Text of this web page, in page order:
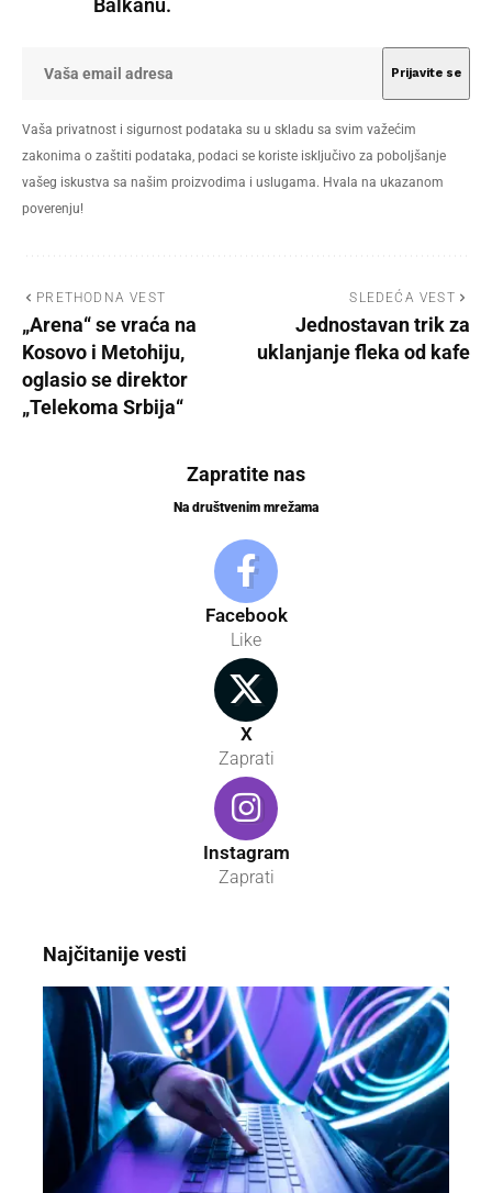
Vaša privatnost i sigurnost podataka su u skladu sa svim važećim
zakonima o zaštiti podataka, podaci se koriste isključivo za poboljšanje
vašeg iskustva sa našim proizvodima i uslugama. Hvala na ukazanom
poverenju!
PRETHODNA VEST
„Arena“ se vraća na
Kosovo i Metohiju,
oglasio se direktor
„Telekoma Srbija“
SLEDEĆA VEST
Jednostavan trik za
uklanjanje fleka od kafe
Zapratite nas
Na društvenim mrežama
Facebook
Like
X
Zaprati
Instagram
Zaprati
Najčitanije vesti